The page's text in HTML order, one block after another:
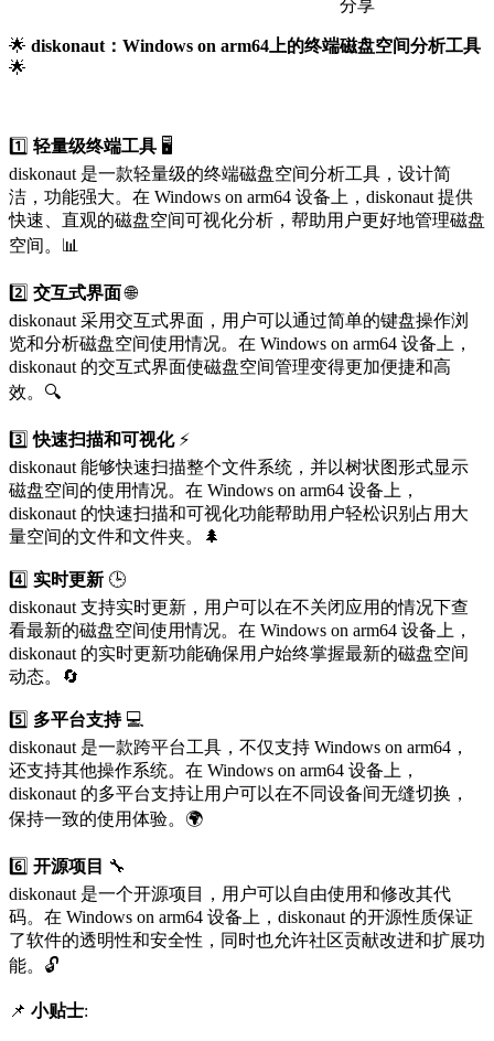
分享
🌟 diskonaut：Windows on arm64上的终端磁盘空间分析工具
🌟
1️⃣ 轻量级终端工具 🖥️
diskonaut 是一款轻量级的终端磁盘空间分析工具，设计简
洁，功能强大。在 Windows on arm64 设备上，diskonaut 提供
快速、直观的磁盘空间可视化分析，帮助用户更好地管理磁盘
空间。📊
2️⃣ 交互式界面🌐
diskonaut 采用交互式界面，用户可以通过简单的键盘操作浏
览和分析磁盘空间使用情况。在 Windows on arm64 设备上，
diskonaut 的交互式界面使磁盘空间管理变得更加便捷和高
效。🔍
3️⃣快速扫描和可视化⚡
diskonaut 能够快速扫描整个文件系统，并以树状图形式显示
磁盘空间的使用情况。在 Windows on arm64 设备上，
diskonaut 的快速扫描和可视化功能帮助用户轻松识别占用大
量空间的文件和文件夹。🌲
4️⃣ 实时更新 🕒
diskonaut 支持实时更新，用户可以在不关闭应用的情况下查
看最新的磁盘空间使用情况。在 Windows on arm64 设备上，
diskonaut 的实时更新功能确保用户始终掌握最新的磁盘空间
动态。🔄
5️⃣ 多平台支持💻
diskonaut 是一款跨平台工具，不仅支持 Windows on arm64，
还支持其他操作系统。在 Windows on arm64 设备上，
diskonaut 的多平台支持让用户可以在不同设备间无缝切换，
保持一致的使用体验。🌍
6️⃣ 开源项目 🔧
diskonaut 是一个开源项目，用户可以自由使用和修改其代
码。在 Windows on arm64 设备上，diskonaut 的开源性质保证
了软件的透明性和安全性，同时也允许社区贡献改进和扩展功
能。🔓
📌 小贴士: